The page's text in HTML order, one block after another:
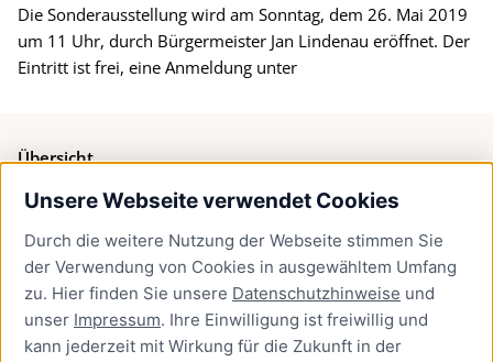
Unsere Webseite verwendet Cookies
Durch die weitere Nutzung der Webseite stimmen Sie
der Verwendung von Cookies in ausgewähltem Umfang
zu. Hier finden Sie unsere Datenschutzhinweise und
unser Impressum. Ihre Einwilligung ist freiwillig und
kann jederzeit mit Wirkung für die Zukunft in der
Die Sonderausstellung wird am Sonntag, dem 26. Mai 2019
um 11 Uhr, durch Bürgermeister Jan Lindenau eröffnet. Der
Eintritt ist frei, eine Anmeldung unter
Übersicht
Bürgerservice
Presse
Newsletter Lübeck:kompakt
Kontakt